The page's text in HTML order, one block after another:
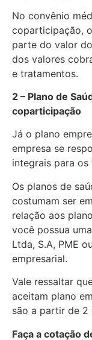
No convênio
coparticipação,
parte do valor
dos valores
e tratamentos.
2 – Plano de
coparticipação
Já o plano
empresa se
integrais para os
Os planos de
costumam ser
relação aos
você possua
Ltda, S.A, PME
empresarial.
Vale ressaltar
aceitam plano
são a partir de 2
Faça a cotação